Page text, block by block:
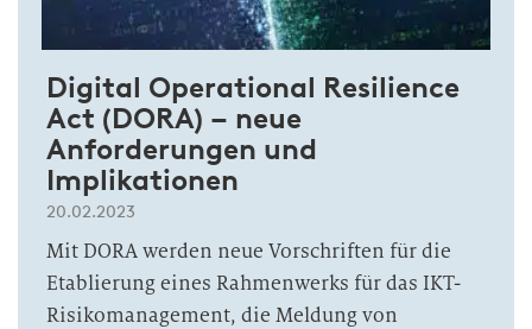
Digital Operational Resilience
Act (DORA) – neue
Anforderungen und
Implikationen
20.02.2023
Mit DORA werden neue Vorschriften für die
Etablierung eines Rahmenwerks für das IKT-
Risikomanagement, die Meldung von